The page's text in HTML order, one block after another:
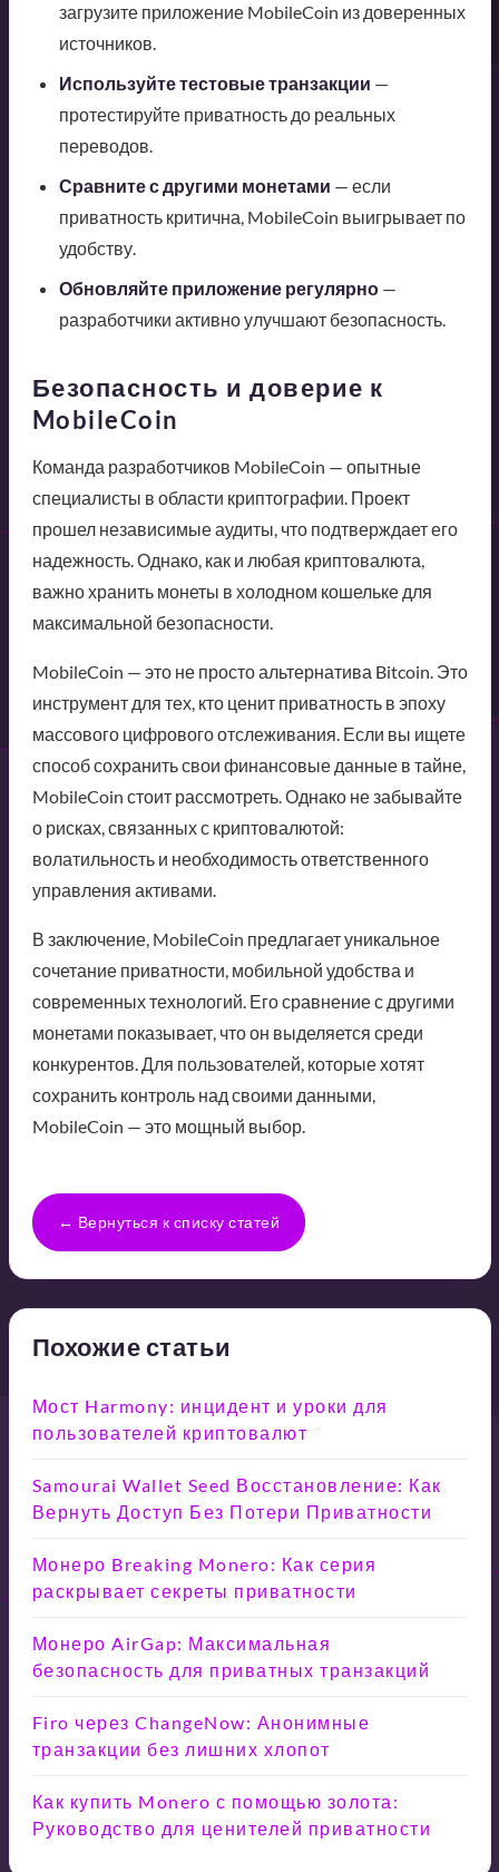
загрузите приложение MobileCoin из доверенных
источников.
Используйте тестовые транзакции —
протестируйте приватность до реальных
переводов.
Сравните с другими монетами — если
приватность критична, MobileCoin выигрывает по
удобству.
Обновляйте приложение регулярно—
разработчики активно улучшают безопасность.
Безопасность и доверие к
MobileCoin
Команда разработчиков MobileCoin — опытные
специалисты в области криптографии. Проект
прошел независимые аудиты, что подтверждает его
надежность. Однако, как и любая криптовалюта,
важно хранить монеты в холодном кошельке для
максимальной безопасности.
MobileCoin — это не просто альтернатива Bitcoin. Это
инструмент для тех, кто ценит приватность в эпоху
массового цифрового отслеживания. Если вы ищете
способ сохранить свои финансовые данные в тайне,
MobileCoin стоит рассмотреть. Однако не забывайте
о рисках, связанных с криптовалютой:
волатильность и необходимость ответственного
управления активами.
В заключение, MobileCoin предлагает уникальное
сочетание приватности, мобильной удобства и
современных технологий. Его сравнение с другими
монетами показывает, что он выделяется среди
конкурентов. Для пользователей, которые хотят
сохранить контроль над своими данными,
MobileCoin — это мощный выбор.
← Вернуться к списку статей
Похожие статьи
Мост Harmony: инцидент и уроки для
пользователей криптовалют
Samourai Wallet Seed Восстановление: Как
Вернуть Доступ Без Потери Приватности
Монеро Breaking Monero: Как серия
раскрывает секреты приватности
Монеро AirGap: Максимальная
безопасность для приватных транзакций
Firo через ChangeNow: Анонимные
транзакции без лишних хлопот
Как купить Monero с помощью золота:
Руководство для ценителей приватности